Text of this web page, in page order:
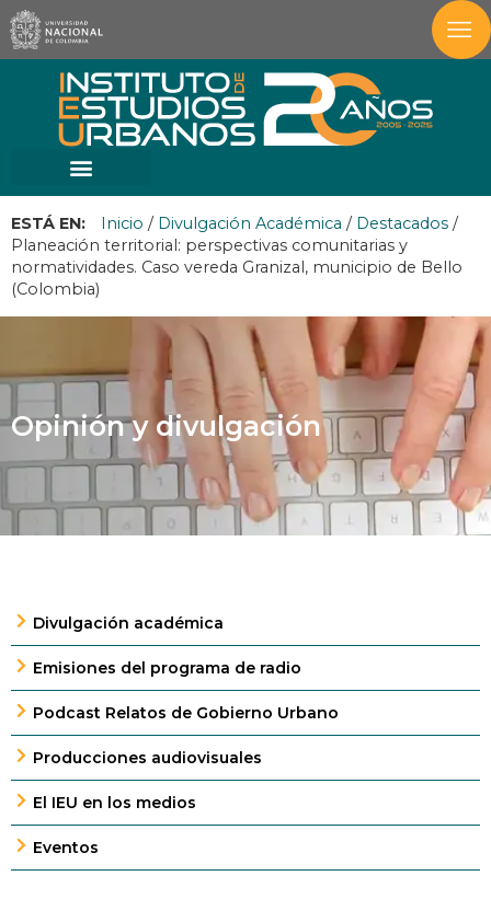
ESTÁ EN: Inicio / Divulgación Académica / Destacados /
Planeación territorial: perspectivas comunitarias y
normatividades. Caso vereda Granizal, municipio de Bello
(Colombia)
Opinión y divulgación
Divulgación académica
Emisiones del programa de radio
Podcast Relatos de Gobierno Urbano
Producciones audiovisuales
El IEU en los medios
Eventos